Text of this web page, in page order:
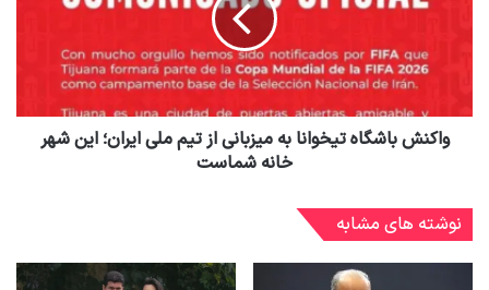
واکنش باشگاه تیخوانا به میزبانی از تیم ملی ایران؛ این شهر
خانه شماست
نوشته های مشابه